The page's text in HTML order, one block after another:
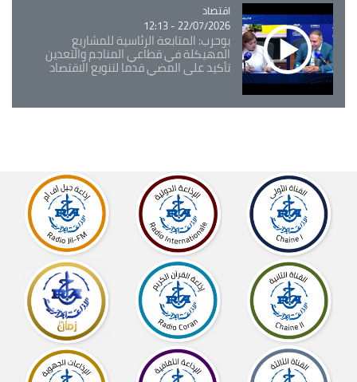
Catégorie
اقتصاد
22/07/2026 - 12:13
بوحرب: المتابعة الرئاسية للمشاريع
المهيكلة في قطاعي المناجم والتعدين
تأكيد على المضي قدما لتنويع الاقتصاد